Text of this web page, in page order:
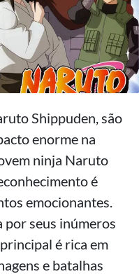
Shippuden, são
enorme na
ninja Naruto
é
emocionantes.
por seus inúmeros
é rica em
e batalhas